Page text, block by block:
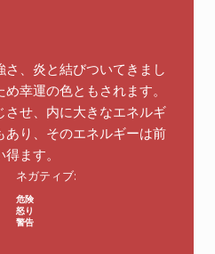
、炎と結びついてきまし
幸運の色ともされます。
せ、内に大きなエネルギ
り、そのエネルギーは前
ます。
ネガティブ:
危険
怒り
警告